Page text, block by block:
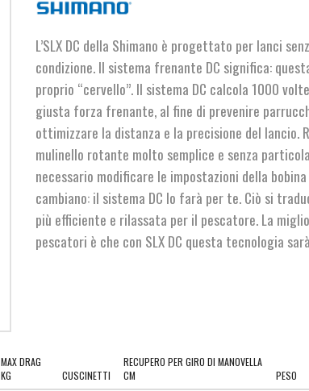
originale
era:
€199,00.
è:
€169,00.
L’SLX DC della Shimano è progettato per lanci
condizione. Il sistema frenante DC significa:
proprio “cervello”. Il sistema DC calcola 1000
giusta forza frenante, al fine di prevenire
ottimizzare la distanza e la precisione del lancio.
mulinello rotante molto semplice e senza
necessario modificare le impostazioni della
cambiano: il sistema DC lo farà per te. Ciò si
più efficiente e rilassata per il pescatore. La
pescatori è che con SLX DC questa tecnologia
MAX DRAG
KG
CUSCINETTI
RECUPERO PER GIRO DI MANOVELLA
CM
PESO